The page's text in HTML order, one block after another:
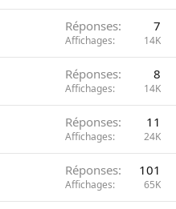
Réponses 7
Affichages 14K
Réponses 8
Affichages 14K
Réponses 11
Affichages 24K
Réponses 101
Affichages 65K